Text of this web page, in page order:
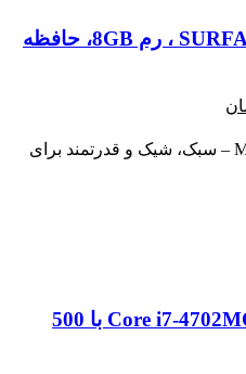
لپ تاپ استوک SURFACE PRO 5 ، رم 8GB، حافظه
48,900,000 تومان
💻 لپ تاپ Microsoft Surface Pro 5 – سبک، شیک و قدرتمند برای
لپ‌تاپ استوک E540 لنوو Core i7-4702MQ با 500